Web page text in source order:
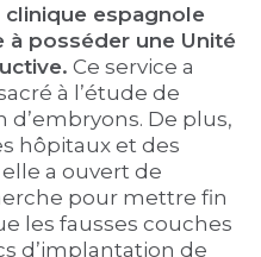
espagnole
à posséder une Unité
Ce service a
à l’étude de
d’embryons. De plus,
hôpitaux et des
a ouvert de
pour mettre fin
les fausses couches
d’implantation de